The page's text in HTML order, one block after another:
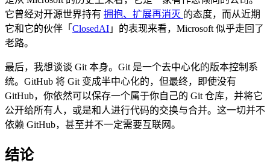
它曾经对开源世界持有 拥抱、扩展再消灭 的态度，而从近期
它和它的伙伴「 ClosedAI 」的表现来看，Microsoft 似乎走回了
老路。
最后，我想谈谈 Git 本身。Git 是一个去中心化的版本控制系
统。GitHub 将 Git 变成半中心化的，但最终，即使没有
GitHub，你依然可以保存一个属于你自己的 Git 仓库，并将它
公开给所有人，或是和人进行代码的交换与合并。这一切并不
依赖 GitHub，甚至并不一定需要互联网。
结论